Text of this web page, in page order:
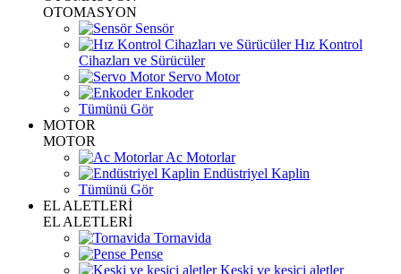
OTOMASYON
Sensör
Hız Kontrol
Cihazları ve Sürücüler
Servo Motor
Enkoder
Tümünü Gör
MOTOR
MOTOR
Ac Motorlar
Endüstriyel Kaplin
Tümünü Gör
EL ALETLERİ
EL ALETLERİ
Tornavida
Pense
Keski ve kesici aletler